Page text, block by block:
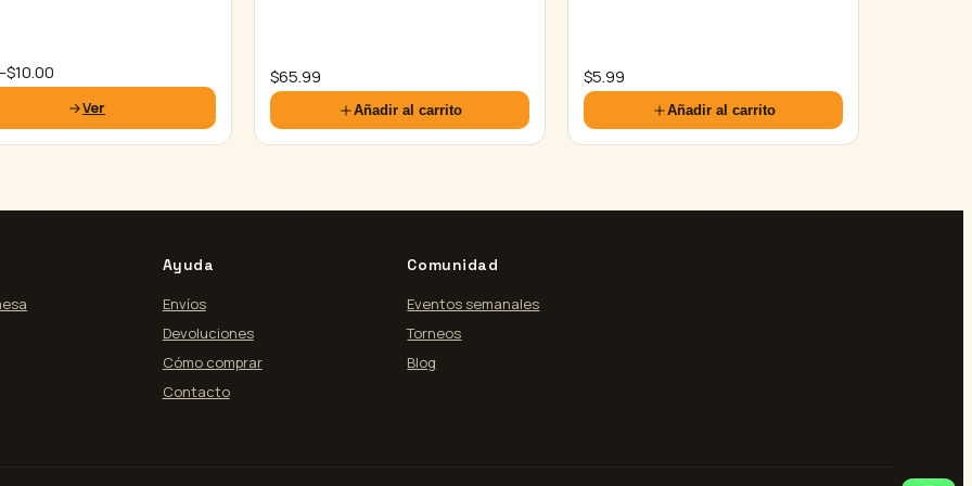
–$10.00
Ver
$65.99
Añadir al carrito
$5.99
Añadir al carrito
Ayuda
Envíos
Devoluciones
Cómo comprar
Contacto
Comunidad
Eventos semanales
Torneos
Blog